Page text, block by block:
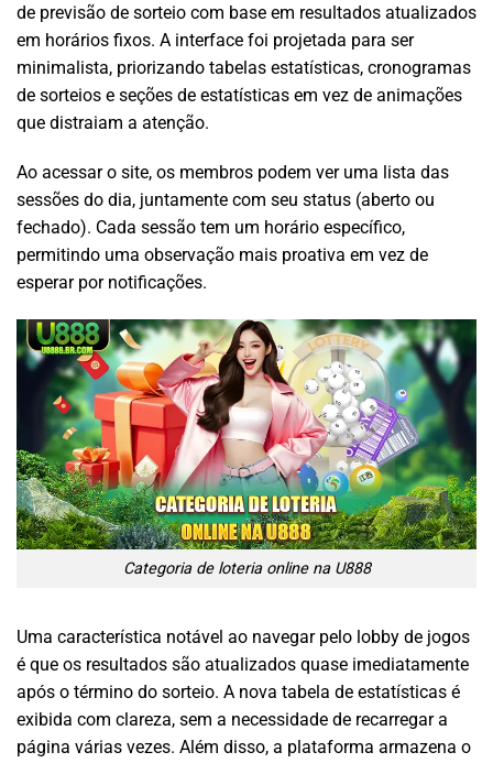
de previsão de sorteio com base em resultados atualizados
em horários fixos. A interface foi projetada para ser
minimalista, priorizando tabelas estatísticas, cronogramas
de sorteios e seções de estatísticas em vez de animações
que distraiam a atenção.
Ao acessar o site, os membros podem ver uma lista das
sessões do dia, juntamente com seu status (aberto ou
fechado). Cada sessão tem um horário específico,
permitindo uma observação mais proativa em vez de
esperar por notificações.
Categoria de loteria online na U888
Uma característica notável ao navegar pelo lobby de jogos
é que os resultados são atualizados quase imediatamente
após o término do sorteio. A nova tabela de estatísticas é
exibida com clareza, sem a necessidade de recarregar a
página várias vezes. Além disso, a plataforma armazena o